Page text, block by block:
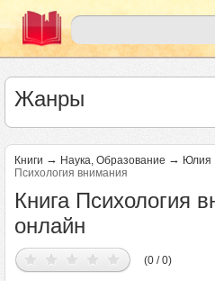
Жанры
Книги → Наука, Образование → Юлия
Психология внимания
Книга Психология
онлайн
(0 / 0)